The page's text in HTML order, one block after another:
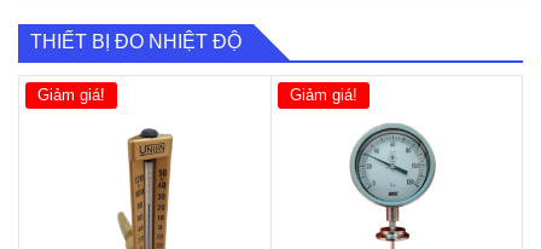
là:
9,000 ₫.
tại
là:
THIẾT BỊ ĐO NHIỆT ĐỘ
Giảm giá! Giảm giá!